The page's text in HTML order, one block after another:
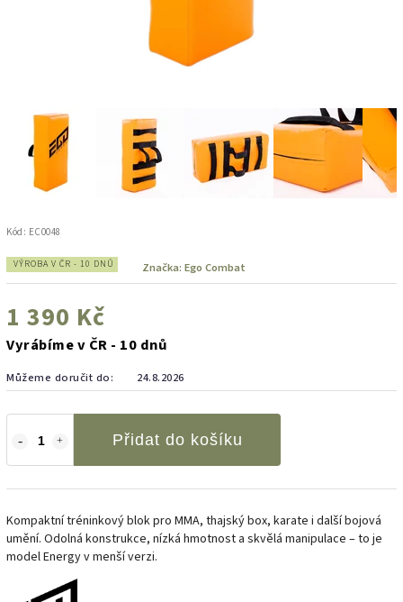
Kód: EC0048
VÝROBA V ČR - 10 DNŮ Značka: Ego Combat
1 390 Kč
Vyrábíme v ČR - 10 dnů
Můžeme doručit do: 24.8.2026
Přidat do košíku
Kompaktní tréninkový blok pro MMA, thajský box, karate i další bojová
umění. Odolná konstrukce, nízká hmotnost a skvělá manipulace – to je
model Energy v menší verzi.